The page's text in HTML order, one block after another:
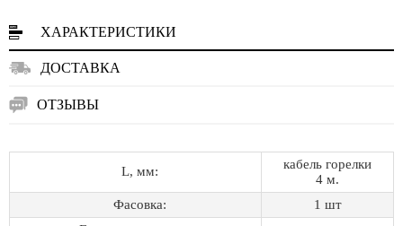
ХАРАКТЕРИСТИКИ
ДОСТАВКА
ОТЗЫВЫ
L, мм:
кабель горелки
4 м.
Фасовка:
1 шт